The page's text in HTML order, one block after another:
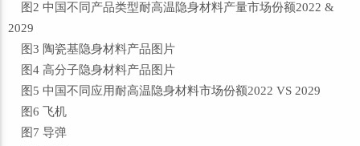
图2 中国不同产品类型耐高温隐身材料产量市场份额2022 &
2029
图3 陶瓷基隐身材料产品图片
图4 高分子隐身材料产品图片
图5 中国不同应用耐高温隐身材料市场份额2022 VS 2029
图6 飞机
图7 导弹